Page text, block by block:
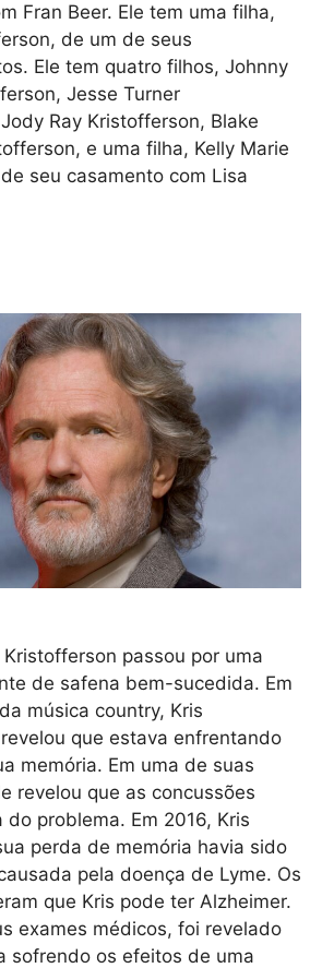
Fran Beer. Ele tem uma filha,
de um de seus
Ele tem quatro filhos, Johnny
Jesse Turner
Ray Kristofferson, Blake
e uma filha, Kelly Marie
seu casamento com Lisa
Kristofferson passou por uma
de safena bem-sucedida. Em
música country, Kris
que estava enfrentando
memória. Em uma de suas
revelou que as concussões
do problema. Em 2016, Kris
perda de memória havia sido
pela doença de Lyme. Os
que Kris pode ter Alzheimer.
exames médicos, foi revelado
sofrendo os efeitos de uma